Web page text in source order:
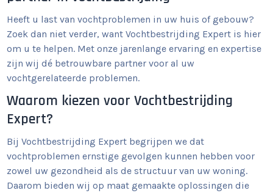
Heeft u last van vochtproblemen in uw huis of gebouw?
Zoek dan niet verder, want Vochtbestrijding Expert is hier
om u te helpen. Met onze jarenlange ervaring en expertise
zijn wij dé betrouwbare partner voor al uw
vochtgerelateerde problemen.
Waarom kiezen voor Vochtbestrijding
Expert?
Bij Vochtbestrijding Expert begrijpen we dat
vochtproblemen ernstige gevolgen kunnen hebben voor
zowel uw gezondheid als de structuur van uw woning.
Daarom bieden wij op maat gemaakte oplossingen die